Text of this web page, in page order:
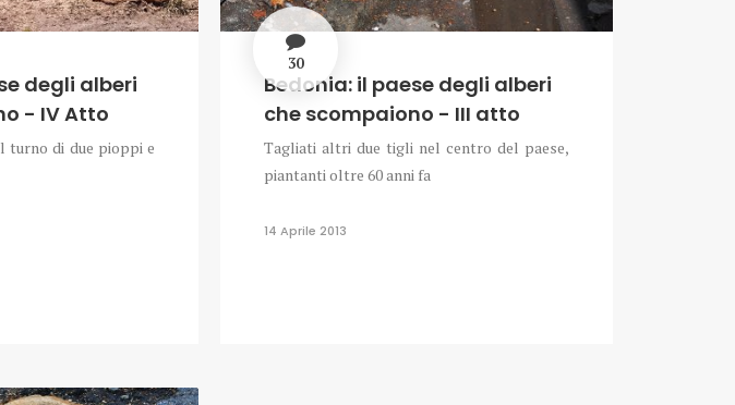
degli alberi
- IV Atto
turno di due pioppi e
30
Bedonia: il paese degli alberi
che scompaiono - III atto
Tagliati altri due tigli nel centro del paese,
piantanti oltre 60 anni fa
14 Aprile 2013